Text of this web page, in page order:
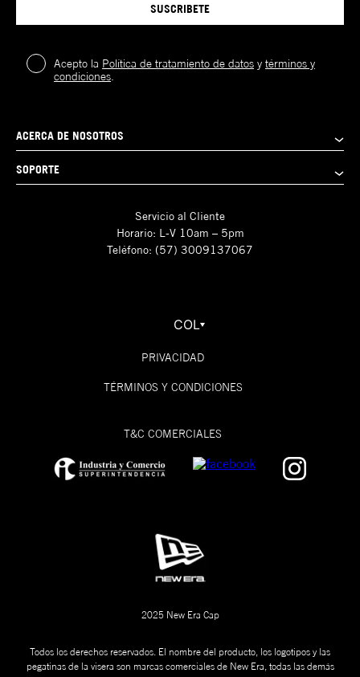
SUSCRIBETE
Acepto la Política de tratamiento de datos ytérminos y
condiciones
ACERCA DE NOSOTROS
SOPORTE
Servicio al Cliente
Horario: L-V 10am – 5pm
Teléfono: (57) 3009137067
COL
PRIVACIDAD
TÉRMINOS Y CONDICIONES
T&C COMERCIALES
2025 New Era Cap
Todos los derechos reservados. El nombre del producto, los logotipos y las
pegatinas de la visera son marcas comerciales de New Era, todas las demás